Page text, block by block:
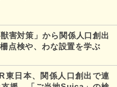
害対策」から関係人口創出
点検や、わな設置を学ぶ
東日本、関係人口創出で連